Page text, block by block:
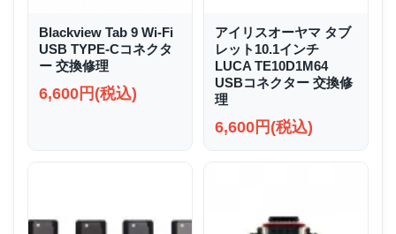
Blackview Tab 9 Wi-Fi
USB TYPE-Cコネクタ
ー 交換修理
6,600円(税込)
アイリスオーヤマ タブ
レット10.1インチ
LUCA TE10D1M64
USBコネクター 交換修
理
6,600円(税込)